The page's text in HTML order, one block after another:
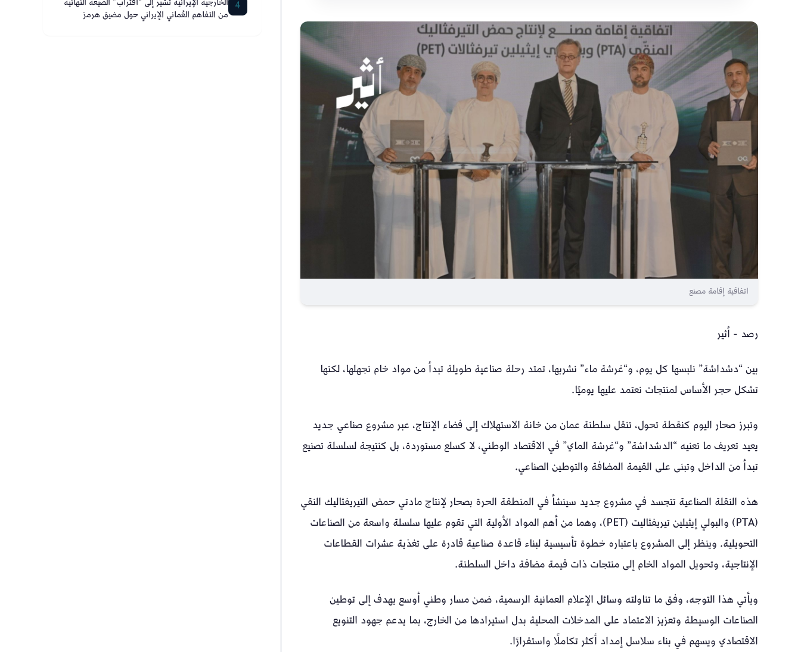
اتفاقية إقامة مصنع
رصد - أثير
بين “دشداشة” نلبسها كل يوم، و“غرشة ماء” نشربها، تمتد رحلة صناعية طويلة تبدأ من مواد خام نجهلها، لكنها
تشكل حجر الأساس لمنتجات نعتمد عليها يوميًا.
وتبرز صحار اليوم كنقطة تحول، تنقل سلطنة عمان من خانة الاستهلاك إلى فضاء الإنتاج، عبر مشروع صناعي جديد
يعيد تعريف ما تعنيه “الدشداشة” و“غرشة الماي” في الاقتصاد الوطني، لا كسلع مستوردة، بل كنتيجة لسلسلة تصنيع
تبدأ من الداخل وتبنى على القيمة المضافة والتوطين الصناعي.
هذه النقلة الصناعية تتجسد في مشروع جديد سينشأ في المنطقة الحرة بصحار لإنتاج مادتي حمض التيريفثاليك النقي
(PTA) والبولي إيثيلين تيريفثاليت (PET)، وهما من أهم المواد الأولية التي تقوم عليها سلسلة واسعة من الصناعات
التحويلية. وينظر إلى المشروع باعتباره خطوة تأسيسية لبناء قاعدة صناعية قادرة على تغذية عشرات القطاعات
الإنتاجية، وتحويل المواد الخام إلى منتجات ذات قيمة مضافة داخل السلطنة.
ويأتي هذا التوجه، وفق ما تناولته وسائل الإعلام العمانية الرسمية، ضمن مسار وطني أوسع يهدف إلى توطين
الصناعات الوسيطة وتعزيز الاعتماد على المدخلات المحلية بدل استيرادها من الخارج، بما يدعم جهود التنويع
الاقتصادي ويسهم في بناء سلاسل إمداد أكثر تكاملًا واستقرارًا.
4
من التفاهم العُماني الإيراني حول مضيق هرمز